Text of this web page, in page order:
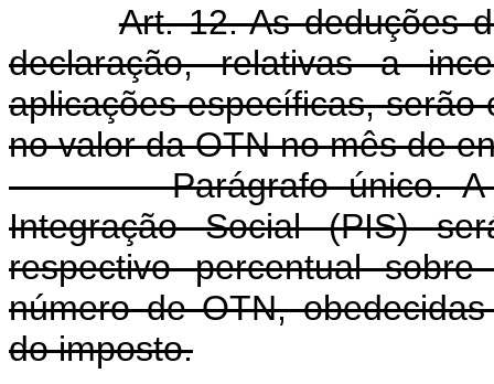
Art. 12. As deduções
declaração, relativas a
aplicações específicas, serão
no valor da OTN no mês de
Parágrafo único. A
Integração Social (PIS)
respectivo percentual
número de OTN,
do imposto.